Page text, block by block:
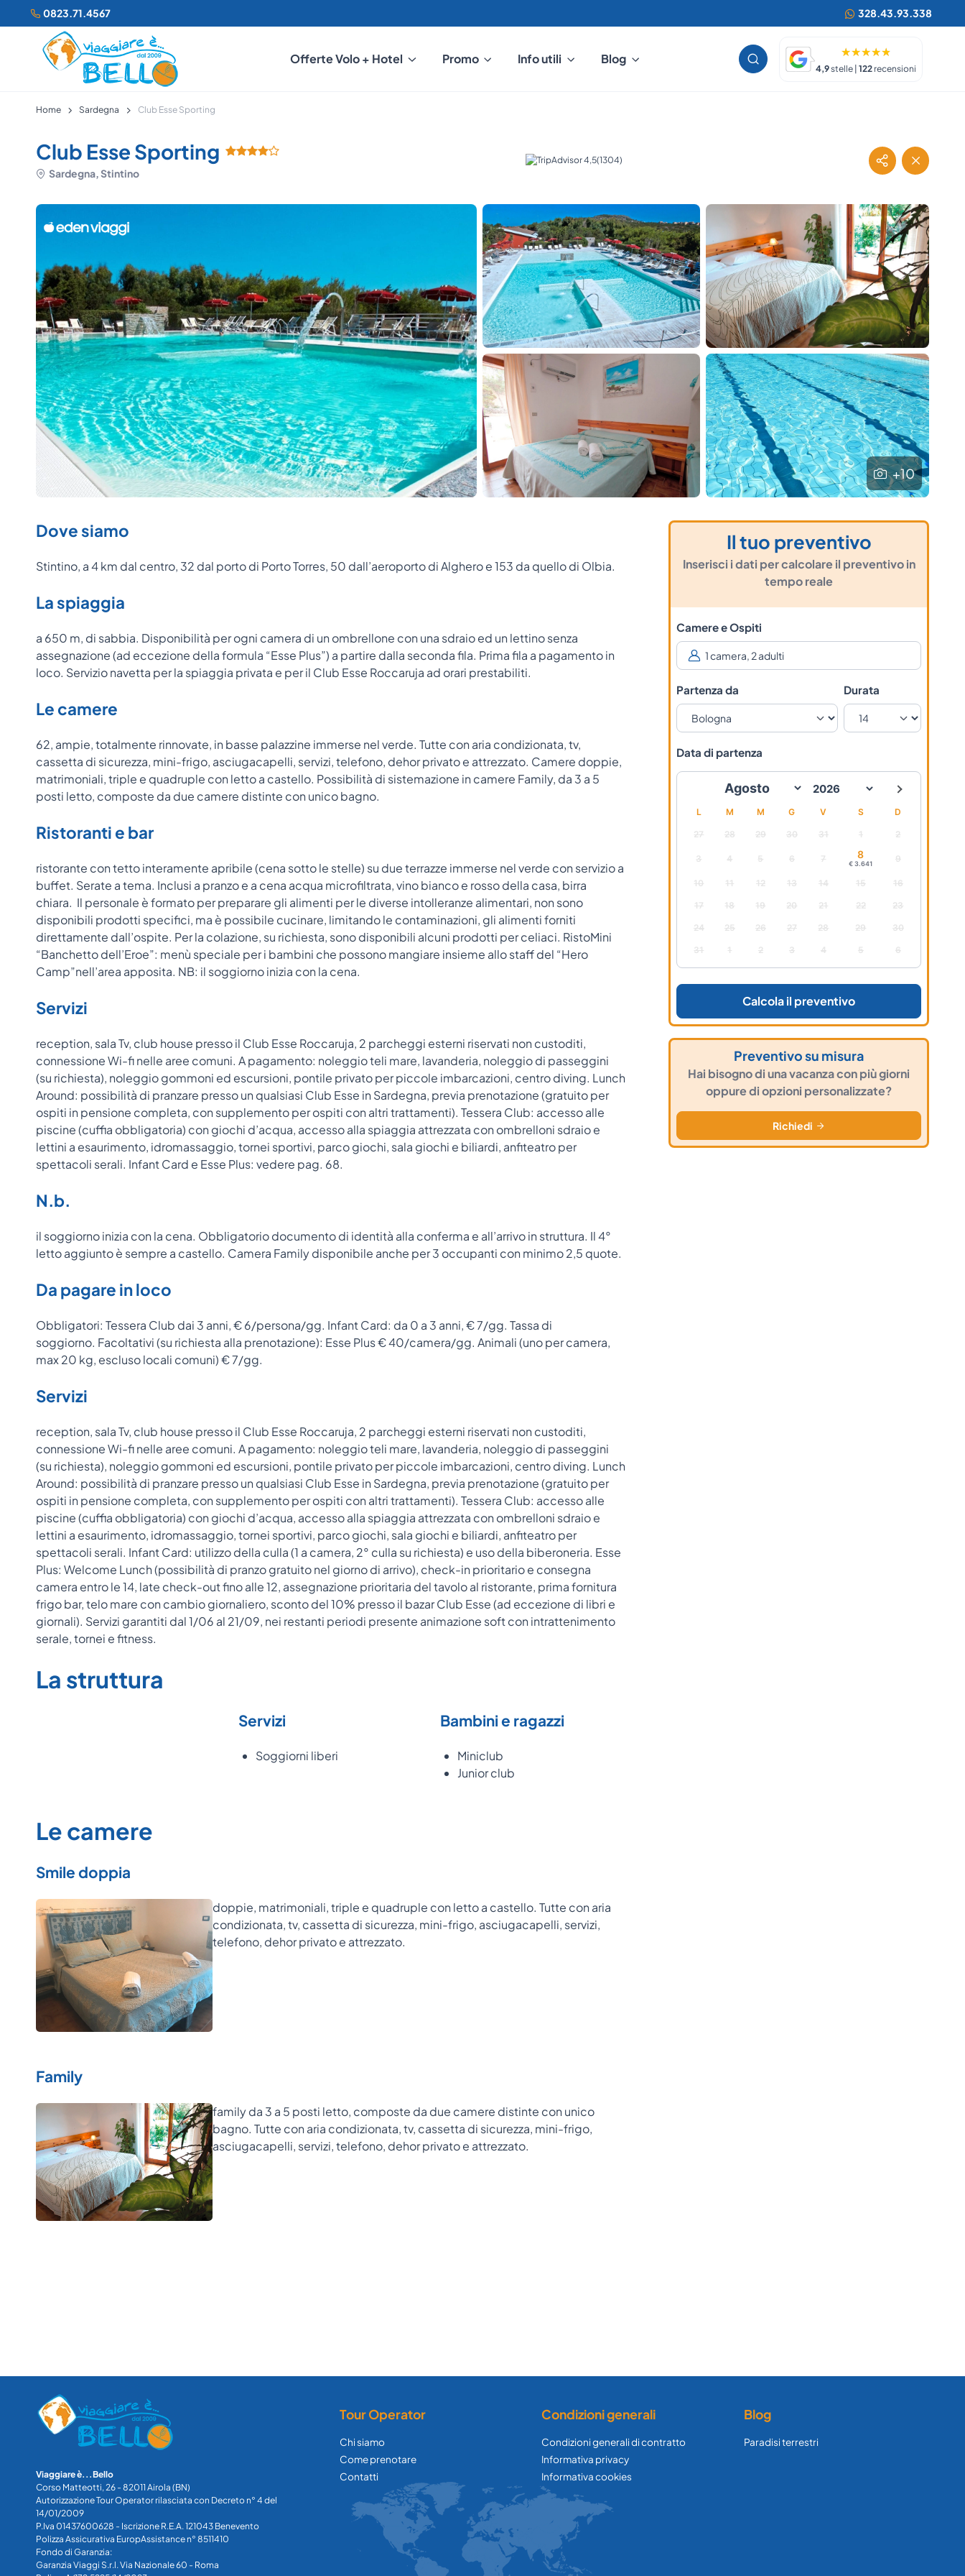
0823.71.4567 328.43.93.338
Offerte Volo + Hotel Promo Info utili Blog
4,9stelle | 122recensioni
Home Sardegna Club Esse Sporting
Club Esse Sporting
Sardegna, Stintino
(1304)
+10
Dove siamo
Stintino, a 4 km dal centro, 32 dal porto di Porto Torres, 50 dall’aeroporto di Alghero e 153 da quello di Olbia.
La spiaggia
a 650 m, di sabbia. Disponibilità per ogni camera di un ombrellone con una sdraio ed un lettino senza
assegnazione (ad eccezione della formula “Esse Plus”) a partire dalla seconda fila. Prima fila a pagamento in
loco. Servizio navetta per la spiaggia privata e per il Club Esse Roccaruja ad orari prestabiliti.
Le camere
62, ampie, totalmente rinnovate, in basse palazzine immerse nel verde. Tutte con aria condizionata, tv,
cassetta di sicurezza, mini-frigo, asciugacapelli, servizi, telefono, dehor privato e attrezzato. Camere doppie,
matrimoniali, triple e quadruple con letto a castello. Possibilità di sistemazione in camere Family, da 3 a 5
posti letto, composte da due camere distinte con unico bagno.
Ristoranti e bar
ristorante con tetto interamente apribile (cena sotto le stelle) su due terrazze immerse nel verde con servizio a
buffet. Serate a tema. Inclusi a pranzo e a cena acqua microfiltrata, vino bianco e rosso della casa, birra
chiara. Il personale è formato per preparare gli alimenti per le diverse intolleranze alimentari, non sono
disponibili prodotti specifici, ma è possibile cucinare, limitando le contaminazioni, gli alimenti forniti
direttamente dall’ospite. Per la colazione, su richiesta, sono disponibili alcuni prodotti per celiaci. RistoMini
“Banchetto dell’Eroe”: menù speciale per i bambini che possono mangiare insieme allo staff del “Hero
Camp”nell’area apposita. NB: il soggiorno inizia con la cena.
Servizi
reception, sala Tv, club house presso il Club Esse Roccaruja, 2 parcheggi esterni riservati non custoditi,
connessione Wi-fi nelle aree comuni. A pagamento: noleggio teli mare, lavanderia, noleggio di passeggini
(su richiesta), noleggio gommoni ed escursioni, pontile privato per piccole imbarcazioni, centro diving. Lunch
Around: possibilità di pranzare presso un qualsiasi Club Esse in Sardegna, previa prenotazione (gratuito per
ospiti in pensione completa, con supplemento per ospiti con altri trattamenti). Tessera Club: accesso alle
piscine (cuffia obbligatoria) con giochi d’acqua, accesso alla spiaggia attrezzata con ombrelloni sdraio e
lettini a esaurimento, idromassaggio, tornei sportivi, parco giochi, sala giochi e biliardi, anfiteatro per
spettacoli serali. Infant Card e Esse Plus: vedere pag. 68.
N.b.
il soggiorno inizia con la cena. Obbligatorio documento di identità alla conferma e all’arrivo in struttura. Il 4°
letto aggiunto è sempre a castello. Camera Family disponibile anche per 3 occupanti con minimo 2,5 quote.
Da pagare in loco
Obbligatori: Tessera Club dai 3 anni, € 6/persona/gg. Infant Card: da 0 a 3 anni, € 7/gg. Tassa di
soggiorno. Facoltativi (su richiesta alla prenotazione): Esse Plus € 40/camera/gg. Animali (uno per camera,
max 20 kg, escluso locali comuni) € 7/gg.
Servizi
reception, sala Tv, club house presso il Club Esse Roccaruja, 2 parcheggi esterni riservati non custoditi,
connessione Wi-fi nelle aree comuni. A pagamento: noleggio teli mare, lavanderia, noleggio di passeggini
(su richiesta), noleggio gommoni ed escursioni, pontile privato per piccole imbarcazioni, centro diving. Lunch
Around: possibilità di pranzare presso un qualsiasi Club Esse in Sardegna, previa prenotazione (gratuito per
ospiti in pensione completa, con supplemento per ospiti con altri trattamenti). Tessera Club: accesso alle
piscine (cuffia obbligatoria) con giochi d’acqua, accesso alla spiaggia attrezzata con ombrelloni sdraio e
lettini a esaurimento, idromassaggio, tornei sportivi, parco giochi, sala giochi e biliardi, anfiteatro per
spettacoli serali. Infant Card: utilizzo della culla (1 a camera, 2° culla su richiesta) e uso della biberoneria. Esse
Plus: Welcome Lunch (possibilità di pranzo gratuito nel giorno di arrivo), check-in prioritario e consegna
camera entro le 14, late check-out fino alle 12, assegnazione prioritaria del tavolo al ristorante, prima fornitura
frigo bar, telo mare con cambio giornaliero, sconto del 10% presso il bazar Club Esse (ad eccezione di libri e
giornali). Servizi garantiti dal 1/06 al 21/09, nei restanti periodi presente animazione soft con intrattenimento
serale, tornei e fitness.
La struttura
Servizi
Soggiorni liberi
Bambini e ragazzi
Miniclub
Junior club
Le camere
Smile doppia
doppie, matrimoniali, triple e quadruple con letto a castello. Tutte con aria
condizionata, tv, cassetta di sicurezza, mini-frigo, asciugacapelli, servizi,
telefono, dehor privato e attrezzato.
Family
family da 3 a 5 posti letto, composte da due camere distinte con unico
bagno. Tutte con aria condizionata, tv, cassetta di sicurezza, mini-frigo,
asciugacapelli, servizi, telefono, dehor privato e attrezzato.
Il tuo preventivo
Inserisci i dati per calcolare il preventivo in
tempo reale
Camere e Ospiti
Partenza da Durata
Data di partenza
L M M G V S D
27 28 29 30 31 1 2
3 4 5 6 7 8
€ 3.641 9
10 11 12 13 14 15 16
17 18 19 20 21 22 23
24 25 26 27 28 29 30
31 1 2 3 4 5 6
Calcola il preventivo
Preventivo su misura
Hai bisogno di una vacanza con più giorni
oppure di opzioni personalizzate?
Richiedi
Viaggiare è...Bello
Corso Matteotti, 26 - 82011 Airola (BN)
Autorizzazione Tour Operator rilasciata con Decreto n° 4 del
14/01/2009
P.Iva 01437600628 - Iscrizione R.E.A. 121043 Benevento
Polizza Assicurativa EuropAssistance n° 8511410
Fondo di Garanzia:
Garanzia Viaggi S.r.l. Via Nazionale 60 - Roma
Tour Operator
Chi siamo
Come prenotare
Contatti
Condizioni generali
Condizioni generali di contratto
Informativa privacy
Informativa cookies
Blog
Paradisi terrestri